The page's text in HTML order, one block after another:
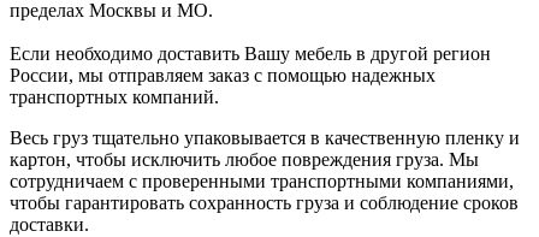
пределах Москвы и МО.
Если необходимо доставить Вашу мебель в другой регион
России, мы отправляем заказ с помощью надежных
транспортных компаний.
Весь груз тщательно упаковывается в качественную пленку и
картон, чтобы исключить любое повреждения груза. Мы
сотрудничаем с проверенными транспортными компаниями,
чтобы гарантировать сохранность груза и соблюдение сроков
доставки.